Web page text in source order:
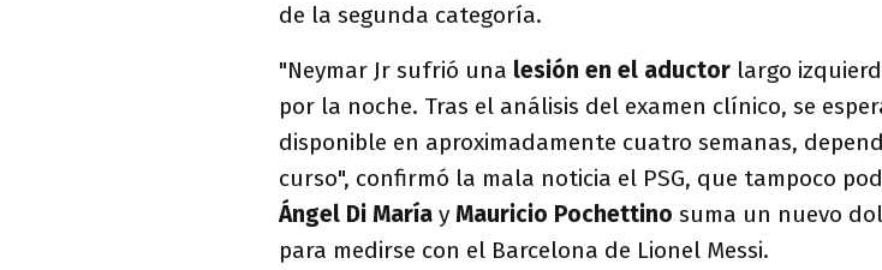
de la segunda categoría.
"Neymar Jr sufrió una lesión en el aductor largo
por la noche. Tras el análisis del examen clínico, se
disponible en aproximadamente cuatro semanas,
curso", confirmó la mala noticia el PSG, que tampoco
Ángel Di María y Mauricio Pochettino suma un nuevo
para medirse con el Barcelona de Lionel Messi.